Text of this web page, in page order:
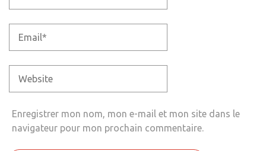
Enregistrer mon nom, mon e-mail et mon site dans le
navigateur pour mon prochain commentaire.